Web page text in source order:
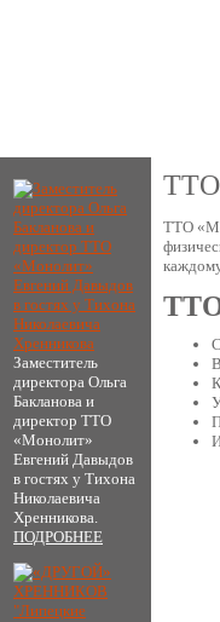
Заместитель
директора Ольга
Бакланова и
директор ТТО
«Монолит»
Евгений Давыдов
в гостях у Тихона
Николаевича
Хренникова.
ПОДРОБНЕЕ
ТТО
ТТО
ТТО